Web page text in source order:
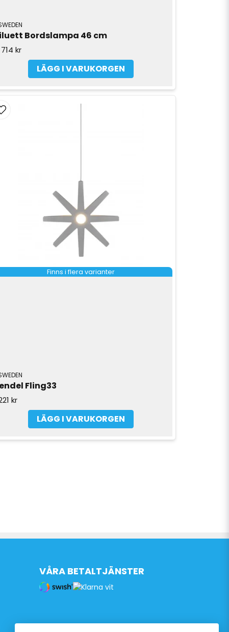
Bordslampa 46 cm
kr
LÄGG I VARUKORGEN
Finns i flera varianter
Fling33
kr
LÄGG I VARUKORGEN
VÅRA BETALTJÄNSTER